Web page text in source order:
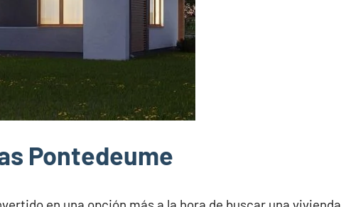
Pontedeume